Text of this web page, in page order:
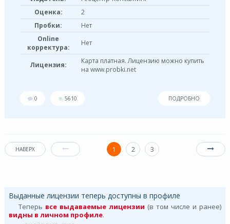
Оценка:
2
Пробки:
Нет
Online
корректура:
Нет
Лицензия:
Карта платная. Лицензию можно купить
на www.probki.net
0 5610 ПОДРОБНО
НАВЕРХ 1 2 3
Выданные лицензии теперь доступны в профиле
Теперь все выдаваемые лицензии (в том числе и ранее)
видны в личном профиле.